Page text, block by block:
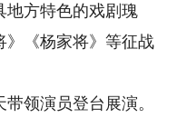
地方特色的戏剧瑰
》《杨家将》等征战
领演员登台展演。